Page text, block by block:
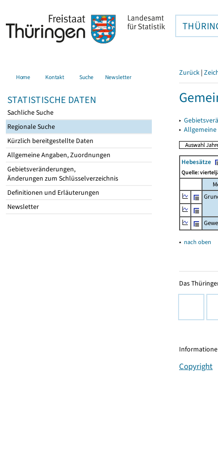
Home Kontakt Suche Newsletter
STATISTISCHE DATEN
Sachliche Suche
Regionale Suche
Kürzlich bereitgestellte Daten
Allgemeine Angaben, Zuordnungen
Gebietsveränderungen,
Änderungen zum Schlüsselverzeichnis
Definitionen und Erläuterungen
Newsletter
Zurück |
▸
▸
Hebesätze
Quelle:
▴ nach oben
Das
Copyright